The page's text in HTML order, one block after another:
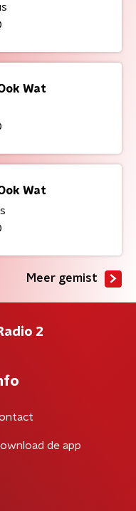
Wat
Wat
Meer gemist
2
de app